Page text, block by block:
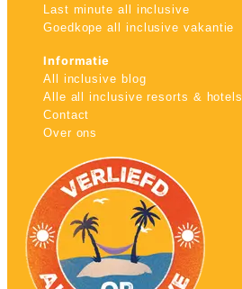
Last minute all inclusive
Goedkope all inclusive vakantie
Informatie
All inclusive blog
Alle all inclusive resorts & hotels
Contact
Over ons